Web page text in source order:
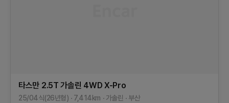
타스만 2.5T 가솔린 4WD X-Pro
25/04식(26년형) 7,414km 가솔린 부산